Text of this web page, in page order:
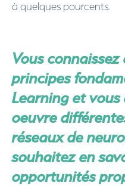
à quelques pourcents.
Vous connaissez
principes
Learning et vous
oeuvre
réseaux de
souhaitez en
opportunités